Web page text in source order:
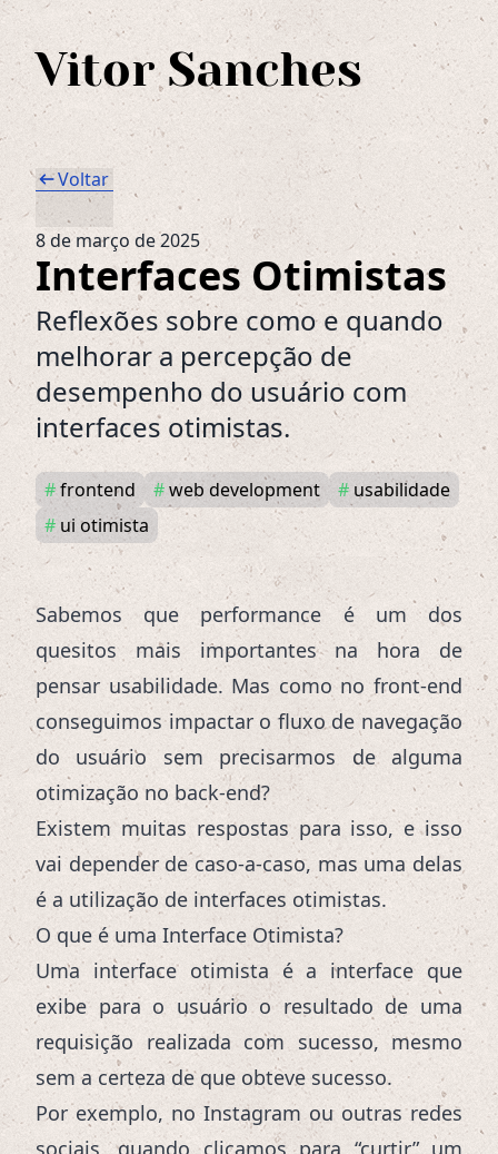
Vitor Sanches
arrow_left_altVoltar
8 de março de 2025
Interfaces Otimistas
Reflexões sobre como e quando
melhorar a percepção de
desempenho do usuário com
interfaces otimistas.
#frontend #web development # usabilidade
# ui otimista
Sabemos que performance é um dos
quesitos mais importantes na hora de
pensar usabilidade. Mas como no front-end
conseguimos impactar o fluxo de navegação
do usuário sem precisarmos de alguma
otimização no back-end?
Existem muitas respostas para isso, e isso
vai depender de caso-a-caso, mas uma delas
é a utilização de interfaces otimistas.
O que é uma Interface Otimista?
Uma interface otimista é a interface que
exibe para o usuário o resultado de uma
requisição realizada com sucesso, mesmo
sem a certeza de que obteve sucesso.
Por exemplo, no Instagram ou outras redes
sociais, quando clicamos para “curtir” um